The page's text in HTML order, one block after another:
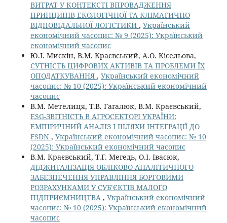
ВИТРАТ У КОНТЕКСТІ ВПРОВАДЖЕННЯ
ПРИНЦИПІВ ЕКОЛОГІЧНОЇ ТА КЛІМАТИЧНО
ВІДПОВІДАЛЬНОЇ ЛОГІСТИКИ , Український
економічний часопис: № 9 (2025): Український
економічний часопис
Ю.І. Мискін, В.М. Краєвський, А.О. Кісельова,
СУТНІСТЬ ЦИФРОВИХ АКТИВІВ ТА ПРОБЛЕМИ ЇХ
ОПОДАТКУВАННЯ , Український економічний
часопис: № 10 (2025): Український економічний
часопис
В.М. Метелиця, Т.В. Гагалюк, В.М. Краєвський,
ESG-ЗВІТНІСТЬ В АГРОСЕКТОРІ УКРАЇНИ:
ЕМПІРИЧНИЙ АНАЛІЗ І ШЛЯХИ ІНТЕГРАЦІЇ ДО
FSDN , Український економічний часопис: № 10
(2025): Український економічний часопис
В.М. Краєвський, Т.Г. Мегедь, О.І. Івасюк,
ДІДЖИТАЛІЗАЦІЯ ОБЛІКОВО-АНАЛІТИЧНОГО
ЗАБЕЗПЕЧЕННЯ УПРАВЛІННЯ БОРГОВИМИ
РОЗРАХУНКАМИ У СУБ’ЄКТІВ МАЛОГО
ПІДПРИЄМНИЦТВА , Український економічний
часопис: № 10 (2025): Український економічний
часопис